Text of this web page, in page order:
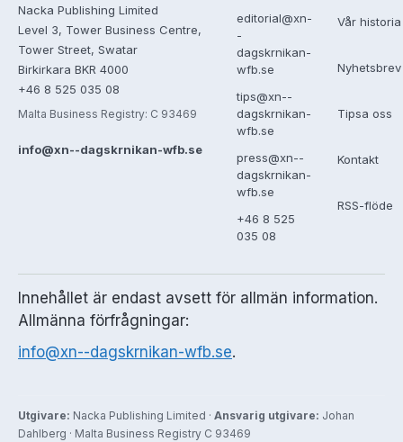
Nacka Publishing Limited
Level 3, Tower Business Centre,
Tower Street, Swatar
Birkirkara BKR 4000
+46 8 525 035 08
Malta Business Registry: C 93469
info@xn--dagskrnikan-wfb.se
editorial@xn-
-
dagskrnikan-
wfb.se
tips@xn--
dagskrnikan-
wfb.se
press@xn--
dagskrnikan-
wfb.se
+46 8 525
035 08
Vår historia
Nyhetsbrev
Tipsa oss
Kontakt
RSS-flöde
Innehållet är endast avsett för allmän information.
Allmänna förfrågningar:
info@xn--dagskrnikan-wfb.se.
Utgivare: Nacka Publishing Limited · Ansvarig utgivare: Johan
Dahlberg · Malta Business Registry C 93469